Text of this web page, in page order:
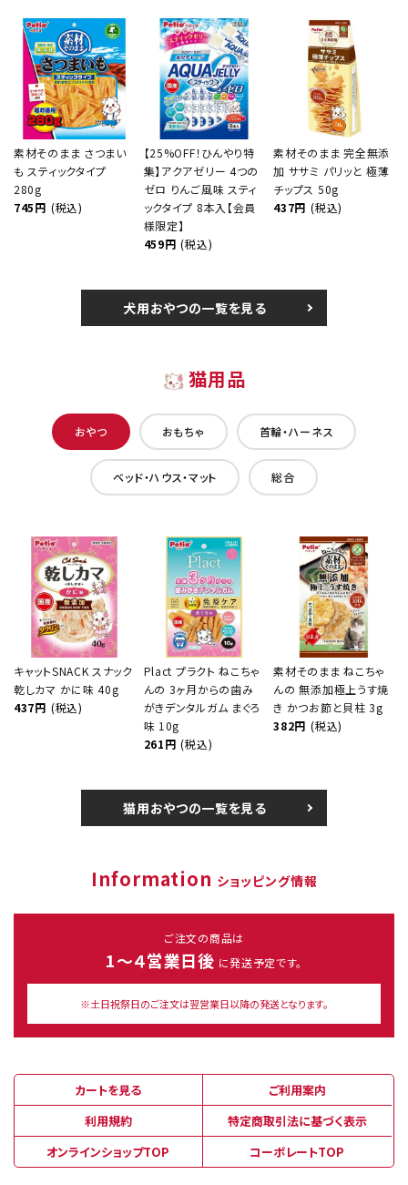
素材そのまま さつまい
も スティックタイプ
280g
745円 (税込)
【25%OFF！ひんやり特
集】アクアゼリー 4つの
ゼロ りんご風味 スティ
ックタイプ 8本入【会員
様限定】
459円 (税込)
素材そのまま 完全無添
加 ササミ パリッと 極薄
チップス 50g
437円 (税込)
犬用おやつの一覧を見る
猫用品
おやつ おもちゃ 首輪・ハーネス
ベッド・ハウス・マット 総合
キャットSNACK スナック
乾しカマ かに味 40g
437円 (税込)
Plact プラクト ねこちゃ
んの 3ヶ月からの歯み
がきデンタルガム まぐろ
味 10g
261円 (税込)
素材そのまま ねこちゃ
んの 無添加極上うす焼
き かつお節と貝柱 3g
382円 (税込)
猫用おやつの一覧を見る
Information ショッピング情報
ご注文の商品は
1～４営業日後 に発送予定です。
※土日祝祭日のご注文は翌営業日以降の発送となります。
カートを見る
ご利用案内
利用規約
特定商取引法に基づく表示
オンラインショップTOP
コーポレートTOP